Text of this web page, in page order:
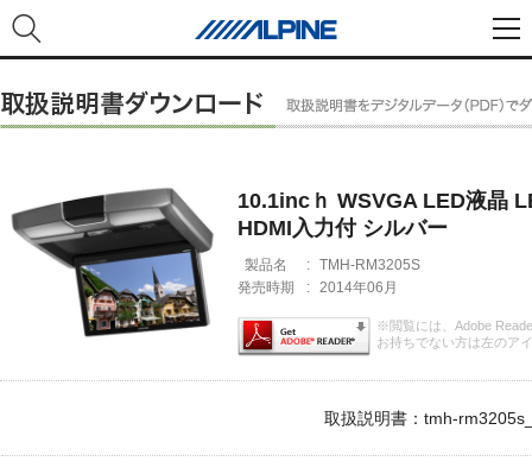
10.1incｈ WSVGA LED液晶
HDMI入力付 シルバー
製品名 : TMH-RM3205S
発売時期
: 2014年06月
※閲覧には、Adobe
お持ちでない方は左のア
取扱説明書：tmh-